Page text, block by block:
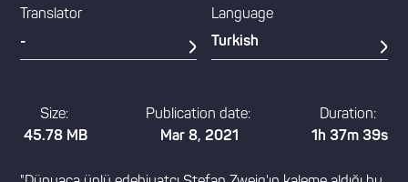
Translator
-
Language
Turkish
Size:
45.78 MB
Publication date:
Mar 8, 2021
Duration:
1h 37m 39s